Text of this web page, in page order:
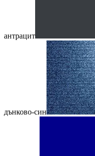
антрацит
дънково-син